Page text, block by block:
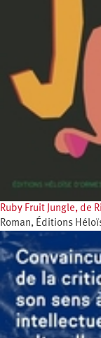
Ruby Fruit Jungle, de
Roman, Éditions